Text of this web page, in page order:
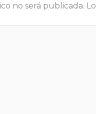
no será publicada.